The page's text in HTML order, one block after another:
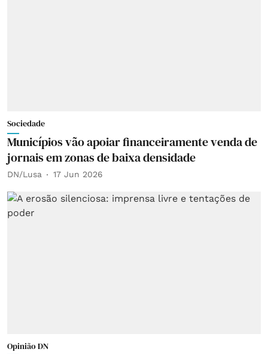
Sociedade
Municípios vão apoiar financeiramente venda de
jornais em zonas de baixa densidade
DN/Lusa 17 Jun 2026
Opinião DN